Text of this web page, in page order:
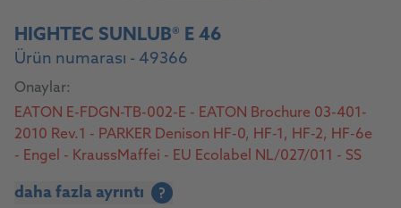
HIGHTEC SUNLUB® E 46
Ürün numarası - 49366
Onaylar:
EATON E-FDGN-TB-002-E - EATON Brochure 03-401-
2010 Rev.1 - PARKER Denison HF-0, HF-1, HF-2, HF-6e
- Engel - KraussMaffei - EU Ecolabel NL/027/011 - SS
Registered
daha fazla ayrıntı ?